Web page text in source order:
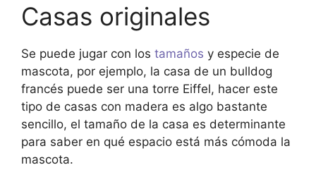
Casas originales
Se puede jugar con los tamaños y especie de
mascota, por ejemplo, la casa de un bulldog
francés puede ser una torre Eiffel, hacer este
tipo de casas con madera es algo bastante
sencillo, el tamaño de la casa es determinante
para saber en qué espacio está más cómoda la
mascota.